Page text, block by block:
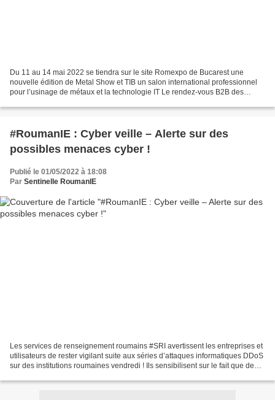
Du 11 au 14 mai 2022 se tiendra sur le site Romexpo de Bucarest une
nouvelle édition de Metal Show et TIB un salon international professionnel
pour l’usinage de métaux et la technologie IT Le rendez-vous B2B des
#RoumanIE : Cyber veille – Alerte sur des
possibles menaces cyber !
Publié le 01/05/2022 à 18:08
Par Sentinelle RoumanIE
Les services de renseignement roumains #SRI avertissent les entreprises et
utilisateurs de rester vigilant suite aux séries d’attaques informatiques DDoS
sur des institutions roumaines vendredi ! Ils sensibilisent sur le fait que de